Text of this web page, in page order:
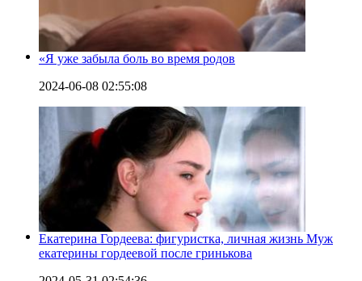
«Я уже забыла боль во время родов
2024-06-08 02:55:08
Екатерина Гордеева: фигуристка, личная жизнь Муж
екатерины гордеевой после гринькова